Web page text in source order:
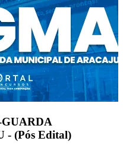
- (Pós Edital)